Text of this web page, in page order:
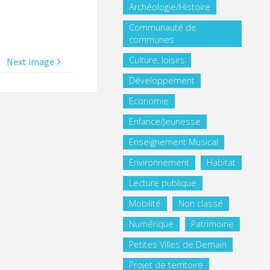
Next image
Archéologie/Histoire
Communauté de
communes
Culture, loisirs
Développement
Economie
Enfance/Jeunesse
Enseignement Musical
Environnement
Habitat
Lecture publique
Mobilité
Non classé
Numérique
Patrimoine
Petites Villes de Demain
Projet de territoire